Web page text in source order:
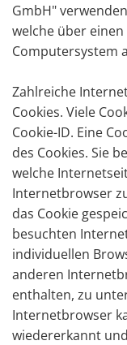
GmbH"
welche über
Computersystem
Zahlreiche
Cookies. Viele
Cookie-ID. Eine
des Cookies. Sie
welche
Internetbrowser
das Cookie
besuchten
individuellen
anderen
enthalten, zu
Internetbrowser
wiedererkannt